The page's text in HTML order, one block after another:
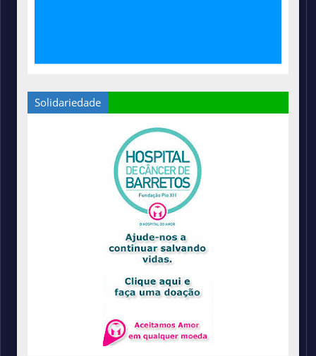
Solidariedade